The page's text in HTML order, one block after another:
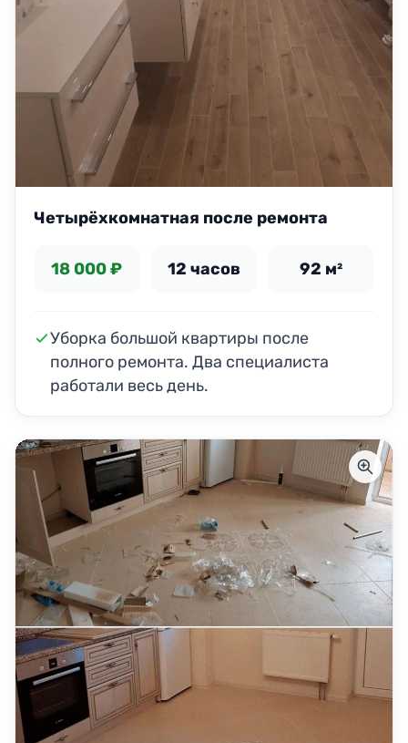
Четырёхкомнатная после ремонта
18 000 ₽ 12 часов 92 м²
Уборка большой квартиры после
полного ремонта. Два специалиста
работали весь день.